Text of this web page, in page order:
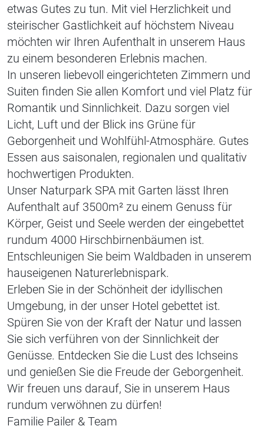
etwas Gutes zu tun. Mit viel Herzlichkeit und
steirischer Gastlichkeit auf höchstem Niveau
möchten wir Ihren Aufenthalt in unserem Haus
zu einem besonderen Erlebnis machen.
In unseren liebevoll eingerichteten Zimmern und
Suiten finden Sie allen Komfort und viel Platz für
Romantik und Sinnlichkeit. Dazu sorgen viel
Licht, Luft und der Blick ins Grüne für
Geborgenheit und Wohlfühl-Atmosphäre. Gutes
Essen aus saisonalen, regionalen und qualitativ
hochwertigen Produkten.
Unser Naturpark SPA mit Garten lässt Ihren
Aufenthalt auf 3500m² zu einem Genuss für
Körper, Geist und Seele werden der eingebettet
rundum 4000 Hirschbirnenbäumen ist.
Entschleunigen Sie beim Waldbaden in unserem
hauseigenen Naturerlebnispark.
Erleben Sie in der Schönheit der idyllischen
Umgebung, in der unser Hotel gebettet ist.
Spüren Sie von der Kraft der Natur und lassen
Sie sich verführen von der Sinnlichkeit der
Genüsse. Entdecken Sie die Lust des Ichseins
und genießen Sie die Freude der Geborgenheit.
Wir freuen uns darauf, Sie in unserem Haus
rundum verwöhnen zu dürfen!
Familie Pailer & Team